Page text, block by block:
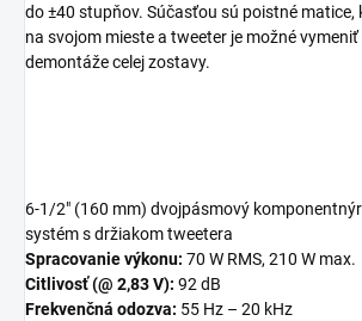
do ±40 stupňov. Súčasťou sú poistné matice,
na svojom mieste a tweeter je možné
demontáže celej zostavy.
6-1/2" (160 mm) dvojpásmový
systém s držiakom tweetera
Spracovanie výkonu: 70 W RMS, 210 W max.
Citlivosť (@ 2,83 V): 92 dB
Frekvenčná odozva: 55 Hz – 20 kHz